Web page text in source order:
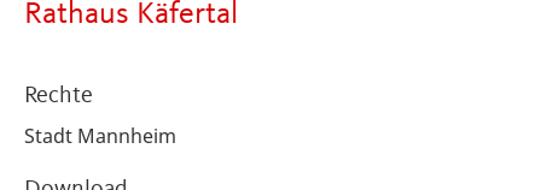
Rathaus Käfertal
Rechte
Stadt Mannheim